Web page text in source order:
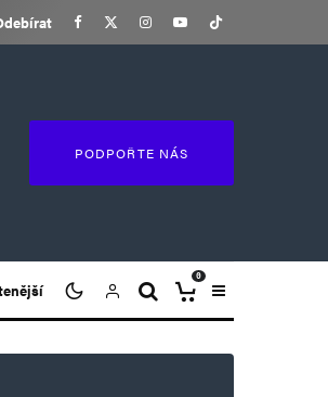
PODPOŘTE NÁS
0